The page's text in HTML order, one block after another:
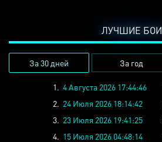
ЛУЧШИЕ БОИ
За 30 дней За год
1. 4 Августа 2026 17:44:46
2. 24 Июля 2026 18:14:42
3. 23 Июля 2026 19:41:25
4. 15 Июля 2026 04:48:14